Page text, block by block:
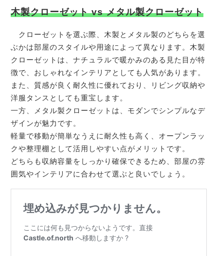
木製クローゼット vs メタル製クローゼット
クローゼットを選ぶ際、木製とメタル製のどちらを選
ぶかは部屋のスタイルや用途によって異なります。木製
クローゼットは、ナチュラルで暖かみのある見た目が特
徴で、おしゃれなインテリアとしても人気があります。
また、質感が良く耐久性に優れており、リビング収納や
洋服タンスとしても重宝します。
一方、メタル製クローゼットは、モダンでシンプルなデ
ザインが魅力です。
軽量で移動が簡単なうえに耐久性も高く、オープンラッ
クや整理棚として活用しやすい点がメリットです。
どちらも収納容量をしっかり確保できるため、部屋の雰
囲気やインテリアに合わせて選ぶと良いでしょう。